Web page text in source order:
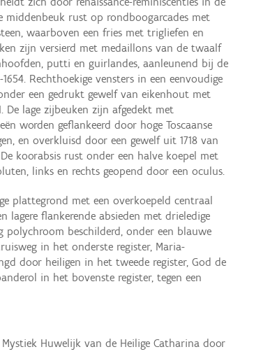
middenbeuk rust op rondboogarcades met
waarboven een fries met trigliefen en
zijn versierd met medaillons van de twaalf
putti en guirlandes, aanleunend bij de
Rechthoekige vensters in een eenvoudige
een gedrukt gewelf van eikenhout met
De lage zijbeuken zijn afgedekt met
worden geflankeerd door hoge Toscaanse
en overkluisd door een gewelf uit 1718 van
koorabsis rust onder een halve koepel met
links en rechts geopend door een oculus.
plattegrond met een overkoepeld centraal
lagere flankerende absieden met drieledige
polychroom beschilderd, onder een blauwe
in het onderste register, Maria-
door heiligen in het tweede register, God de
in het bovenste register, tegen een
Huwelijk van de Heilige Catharina door